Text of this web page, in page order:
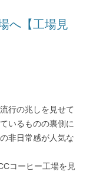
へ【工場見
行の兆しを見せて
いるものの裏側に
非日常感が人気な
コーヒー工場を見